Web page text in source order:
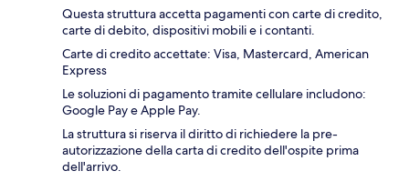
Questa struttura accetta pagamenti con carte di credito,
carte di debito, dispositivi mobili e i contanti.
Carte di credito accettate: Visa, Mastercard, American
Express
Le soluzioni di pagamento tramite cellulare includono:
Google Pay e Apple Pay.
La struttura si riserva il diritto di richiedere la pre-
autorizzazione della carta di credito dell'ospite prima
dell'arrivo.